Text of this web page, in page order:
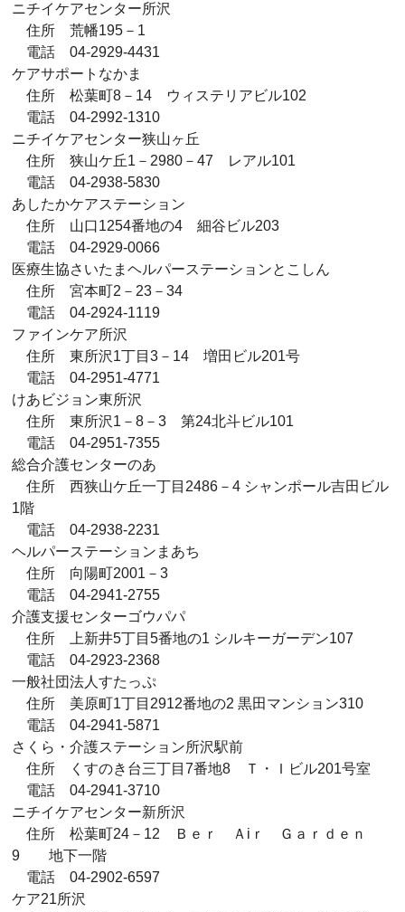
ニチイケアセンター所沢
住所 荒幡195－1
電話 04-2929-4431
ケアサポートなかま
住所 松葉町8－14 ウィステリアビル102
電話 04-2992-1310
ニチイケアセンター狭山ヶ丘
住所 狭山ケ丘1－2980－47 レアル101
電話 04-2938-5830
あしたかケアステーション
住所 山口1254番地の4 細谷ビル203
電話 04-2929-0066
医療生協さいたまヘルパーステーションとこしん
住所 宮本町2－23－34
電話 04-2924-1119
ファインケア所沢
住所 東所沢1丁目3－14 増田ビル201号
電話 04-2951-4771
けあビジョン東所沢
住所 東所沢1－8－3 第24北斗ビル101
電話 04-2951-7355
総合介護センターのあ
住所 西狭山ケ丘一丁目2486－4 シャンポール吉田ビル
1階
電話 04-2938-2231
ヘルパーステーションまあち
住所 向陽町2001－3
電話 04-2941-2755
介護支援センターゴウパパ
住所 上新井5丁目5番地の1 シルキーガーデン107
電話 04-2923-2368
一般社団法人すたっぷ
住所 美原町1丁目2912番地の2 黒田マンション310
電話 04-2941-5871
さくら・介護ステーション所沢駅前
住所 くすのき台三丁目7番地8 Ｔ・Ｉビル201号室
電話 04-2941-3710
ニチイケアセンター新所沢
住所 松葉町24－12 Ｂｅｒ Ａiｒ Ｇａｒｄｅｎ
9 地下一階
電話 04-2902-6597
ケア21所沢